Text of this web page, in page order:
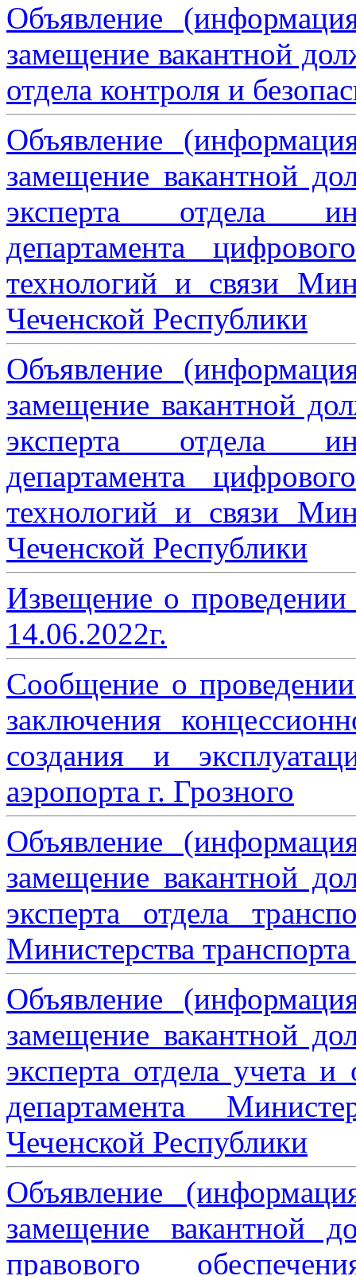
Объявление
замещение вакантной
отдела контроля и
Объявление
замещение вакантной
эксперта отдела
департамента
технологий и связи
Чеченской Республики
Объявление
замещение вакантной
эксперта отдела
департамента
технологий и связи
Чеченской Республики
Извещение о
14.06.2022г.
Сообщение о
заключения
создания и
аэропорта г. Грозного
Объявление
замещение вакантной
эксперта отдела
Министерства
Объявление
замещение вакантной
эксперта отдела учета и
департамента
Чеченской Республики
Объявление
замещение вакантной
правового